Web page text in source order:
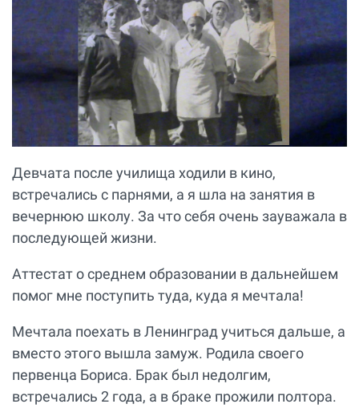
Девчата после училища ходили в кино,
встречались с парнями, а я шла на занятия в
вечернюю школу. За что себя очень зауважала в
последующей жизни.
Аттестат о среднем образовании в дальнейшем
помог мне поступить туда, куда я мечтала!
Мечтала поехать в Ленинград учиться дальше, а
вместо этого вышла замуж. Родила своего
первенца Бориса. Брак был недолгим,
встречались 2 года, а в браке прожили полтора.